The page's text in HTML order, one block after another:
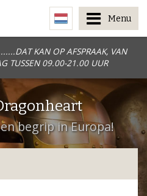
KAN OP AFSPRAAK, VAN
TUSSEN 09.00-21.00 UUR
Menu
begrip in Europa!